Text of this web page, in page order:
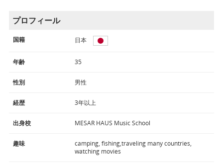
プロフィール
国籍 日本
年齢 35
性別 男性
経歴 3年以上
出身校 MESAR HAUS Music School
趣味
camping, fishing,traveling many countries,
watching movies